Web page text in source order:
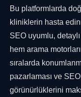
Bu platformlarda
kliniklerin hasta
SEO uyumlu,
hem arama
sıralarda
pazarlaması ve
görünürlüklerini